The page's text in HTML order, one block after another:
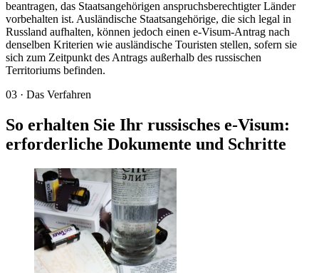
beantragen, das Staatsangehörigen anspruchsberechtigter Länder
vorbehalten ist. Ausländische Staatsangehörige, die sich legal in
Russland aufhalten, können jedoch einen e-Visum-Antrag nach
denselben Kriterien wie ausländische Touristen stellen, sofern sie
sich zum Zeitpunkt des Antrags außerhalb des russischen
Territoriums befinden.
03 · Das Verfahren
So erhalten Sie Ihr russisches e-Visum:
erforderliche Dokumente und Schritte